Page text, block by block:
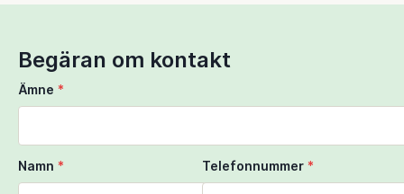
Begäran om kontakt
Ämne *
Namn * Telefonnummer *